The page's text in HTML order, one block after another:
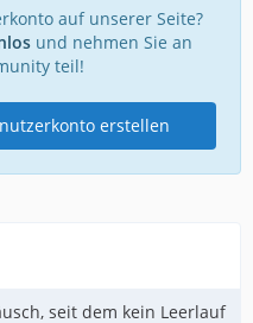
auf unserer Seite?
und nehmen Sie an
teil!
erstellen
seit dem kein Leerlauf